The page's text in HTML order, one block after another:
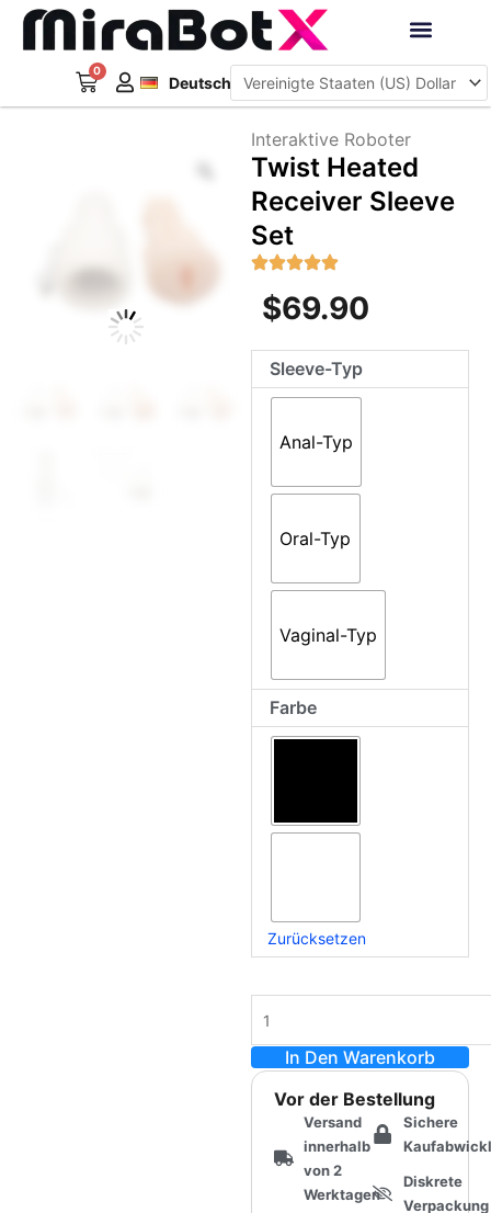
Zum
0
WarenkorbDeutsch
Français
日本語
Zoom
Interaktive Roboter
Twist Heated
Receiver Sleeve
Set
$69.90
Sleeve-Typ
Anal-Typ
Oral-Typ
Vaginal-Typ
Farbe
Zurücksetzen
Twist
Heated
Sleeve
Menge
In Den Warenkorb
Vor der Bestellung
Versand
innerhalb
von 2
Werktagen
Sichere
Diskrete
Verpackung